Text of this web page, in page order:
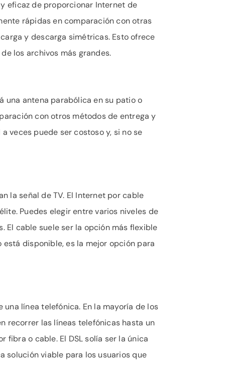
eficaz de proporcionar Internet de
rápidas en comparación con otras
y descarga simétricas. Esto ofrece
los archivos más grandes.
una antena parabólica en su patio o
con otros métodos de entrega y
veces puede ser costoso y, si no se
la señal de TV. El Internet por cable
Puedes elegir entre varios niveles de
El cable suele ser la opción más flexible
disponible, es la mejor opción para
línea telefónica. En la mayoría de los
recorrer las líneas telefónicas hasta un
fibra o cable. El DSL solía ser la única
solución viable para los usuarios que